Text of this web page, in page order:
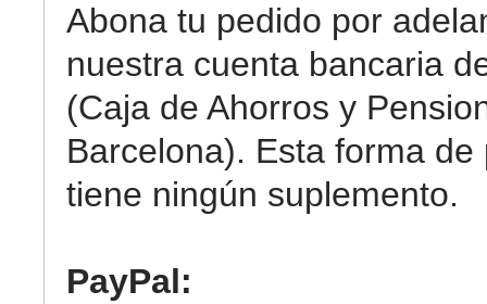
Abona tu pedido por
nuestra cuenta bancaria
(Caja de Ahorros y
Barcelona). Esta forma de
tiene ningún suplemento.
PayPal: